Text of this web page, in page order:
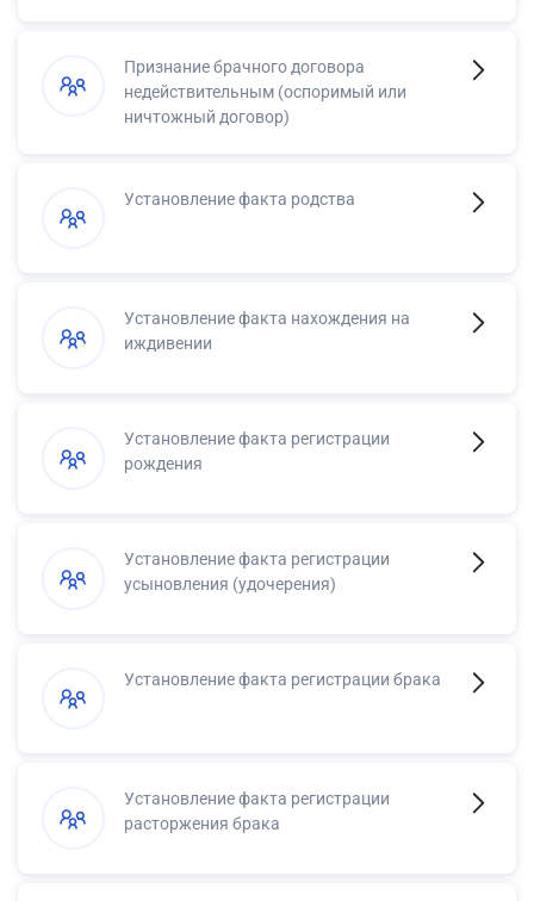
Признание брачного договора
недействительным (оспоримый или
ничтожный договор)
Установление факта родства
Установление факта нахождения на
иждивении
Установление факта регистрации
рождения
Установление факта регистрации
усыновления (удочерения)
Установление факта регистрации брака
Установление факта регистрации
расторжения брака